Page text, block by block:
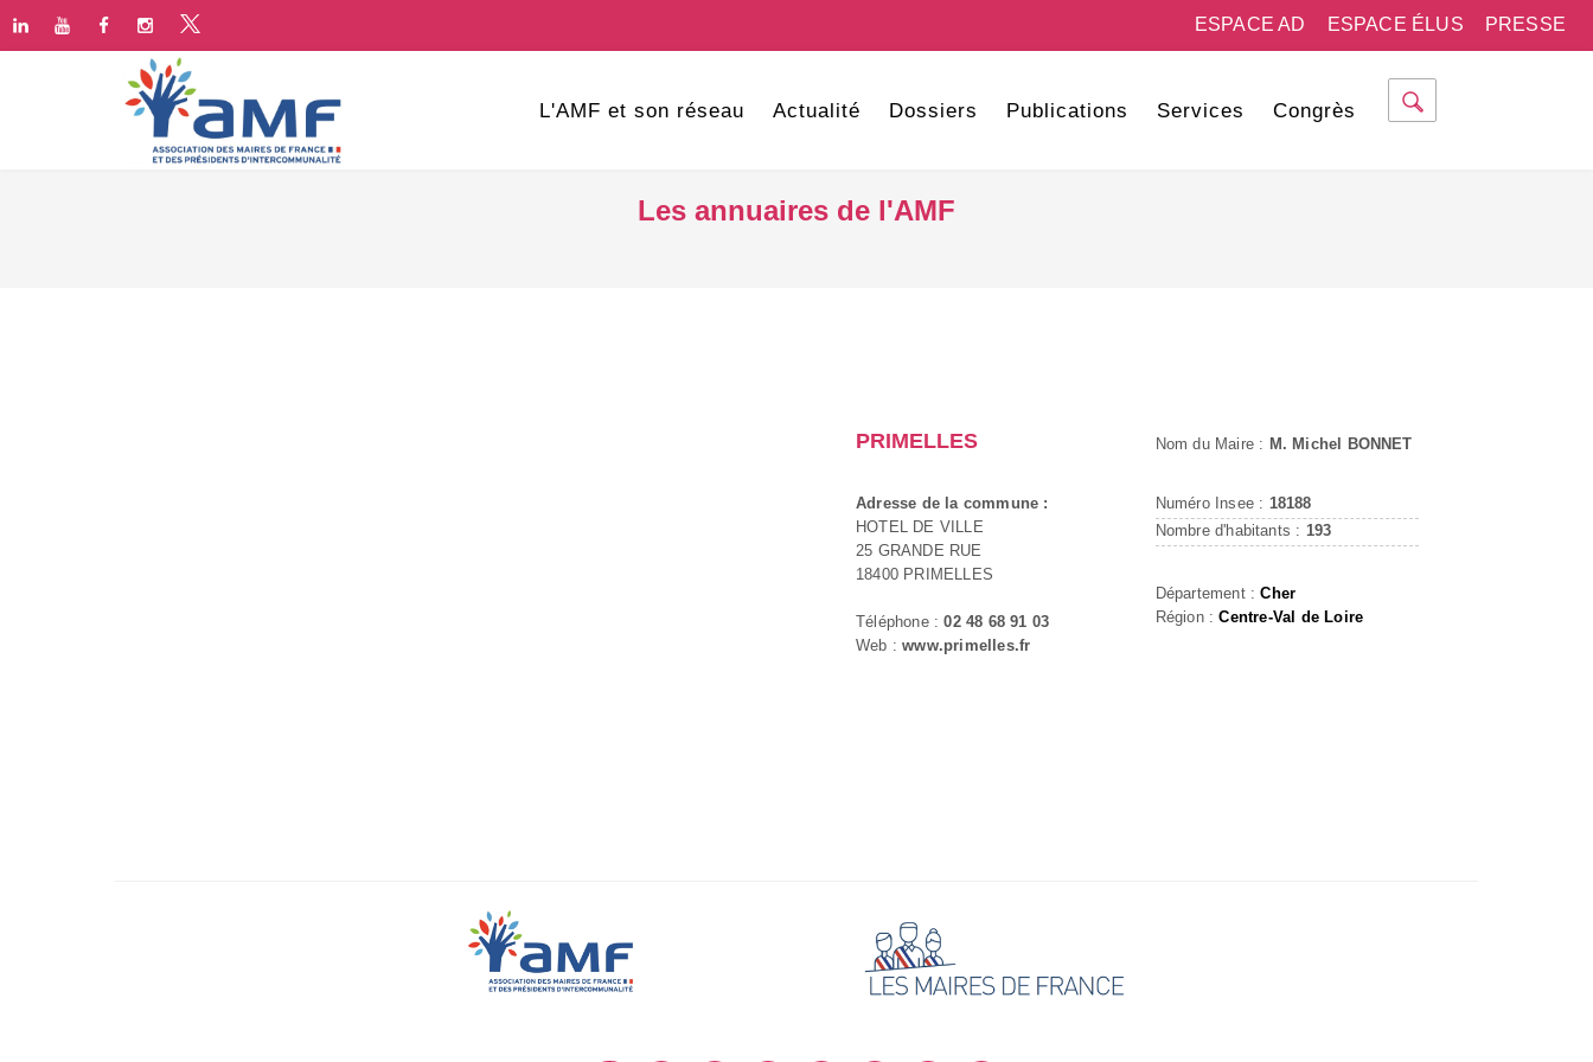
PRESSE
ESPACE ÉLUS
ESPACE AD
L'AMF et son réseau Actualité Dossiers Publications Services Congrès
Les annuaires de l'AMF
PRIMELLES
Adresse de la commune :
HOTEL DE VILLE
25 GRANDE RUE
18400 PRIMELLES
Téléphone :02 48 68 91 03
Web :www.primelles.fr
Nom du Maire : M. Michel BONNET
Numéro Insee : 18188
Nombre d'habitants : 193
Département :Cher
Région :Centre-Val de Loire